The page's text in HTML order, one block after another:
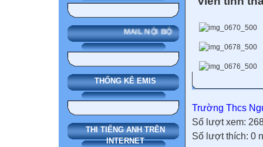
MAIL NỘI BỘ
THỐNG KÊ EMIS
THI TIẾNG ANH TRÊN
INTERNET
Trường Thcs
Số lượt xem:
Số lượt thích: 0